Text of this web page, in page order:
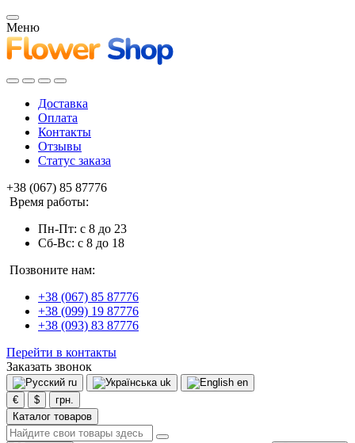
Меню
Доставка
Оплата
Контакты
Отзывы
Статус заказа
+38 (067) 85 87776
Время работы:
Пн-Пт: с 8 до 23
Сб-Вс: с 8 до 18
Позвоните нам:
+38 (067) 85 87776
+38 (099) 19 87776
+38 (093) 83 87776
Перейти в контакты
Заказать звонок
ru uk
en
€
$
грн.
Каталог товаров